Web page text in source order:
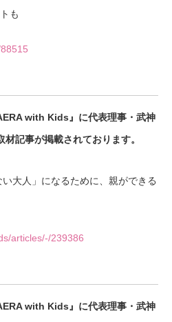
も
with Kids』に代表理事・武神
材記事が掲載されております。
大人」になるために、親ができる
articles/-/239386
with Kids』に代表理事・武神